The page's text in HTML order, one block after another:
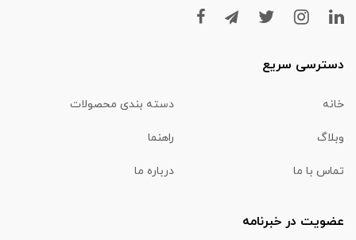
دسترسی سریع
خانه دسته بندی محصولات
وبلاگ راهنما
تماس با ما درباره ما
عضویت در خبرنامه